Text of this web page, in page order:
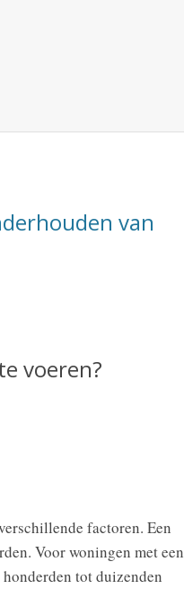
van
voeren?
factoren. Een
Voor woningen met een
tot duizenden